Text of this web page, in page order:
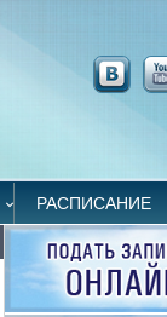
РАСПИСАНИЕ